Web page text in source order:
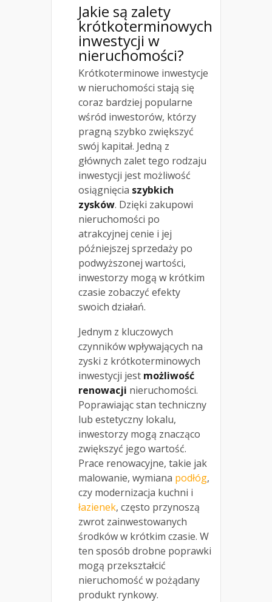
Jakie są zalety
krótkoterminowych
inwestycji w
nieruchomości?
Krótkoterminowe inwestycje
w nieruchomości stają się
coraz bardziej popularne
wśród inwestorów, którzy
pragną szybko zwiększyć
swój kapitał. Jedną z
głównych zalet tego rodzaju
inwestycji jest możliwość
osiągnięcia szybkich
zysków. Dzięki zakupowi
nieruchomości po
atrakcyjnej cenie i jej
późniejszej sprzedaży po
podwyższonej wartości,
inwestorzy mogą w krótkim
czasie zobaczyć efekty
swoich działań.
Jednym z kluczowych
czynników wpływających na
zyski z krótkoterminowych
inwestycji jest możliwość
renowacji nieruchomości.
Poprawiając stan techniczny
lub estetyczny lokalu,
inwestorzy mogą znacząco
zwiększyć jego wartość.
Prace renowacyjne, takie jak
malowanie, wymiana podłóg,
czy modernizacja kuchni i
łazienek, często przynoszą
zwrot zainwestowanych
środków w krótkim czasie. W
ten sposób drobne poprawki
mogą przekształcić
nieruchomość w pożądany
produkt rynkowy.